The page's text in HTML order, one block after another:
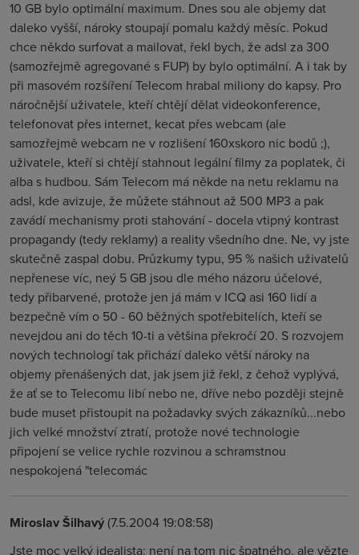
10 GB bylo optimální maximum. Dnes sou ale objemy dat
daleko vyšší, nároky stoupají pomalu každý měsíc. Pokud
chce někdo surfovat a mailovat, řekl bych, že adsl za 300
(samozřejmě agregované s FUP) by bylo optimální. A i tak by
při masovém rozšíření Telecom hrabal miliony do kapsy. Pro
náročnější uživatele, kteří chtějí dělat videokonference,
telefonovat přes internet, kecat přes webcam (ale
samozřejmě webcam ne v rozlišení 160xskoro nic bodů ;),
uživatele, kteří si chtějí stahnout legální filmy za poplatek, či
alba s hudbou. Sám Telecom má někde na netu reklamu na
adsl, kde avizuje, že můžete stáhnout až 500 MP3 a pak
zavádí mechanismy proti stahování - docela vtipný kontrast
propagandy (tedy reklamy) a reality všedního dne. Ne, vy jste
skutečně zaspal dobu. Průzkumy typu, 95 % našich uživatelů
nepřenese víc, neý 5 GB jsou dle mého názoru účelové,
tedy přibarvené, protože jen já mám v ICQ asi 160 lidí a
bezpečně vím o 50 - 60 běžných spotřebitelích, kteří se
nevejdou ani do těch 10-ti a většina překročí 20. S rozvojem
nových technologí tak přichází daleko větší nároky na
objemy přenášených dat, jak jsem již řekl, z čehož vyplývá,
že ať se to Telecomu libí nebo ne, dříve nebo později stejně
bude muset přistoupit na požadavky svých zákazníků...nebo
jich velké množství ztratí, protože nové technologie
připojení se velice rychle rozvinou a schramstnou
nespokojená "telecomác
Miroslav Šilhavý(7.5.2004 19:08:58)
Jste moc velký idealista; není na tom nic špatného, ale vězte